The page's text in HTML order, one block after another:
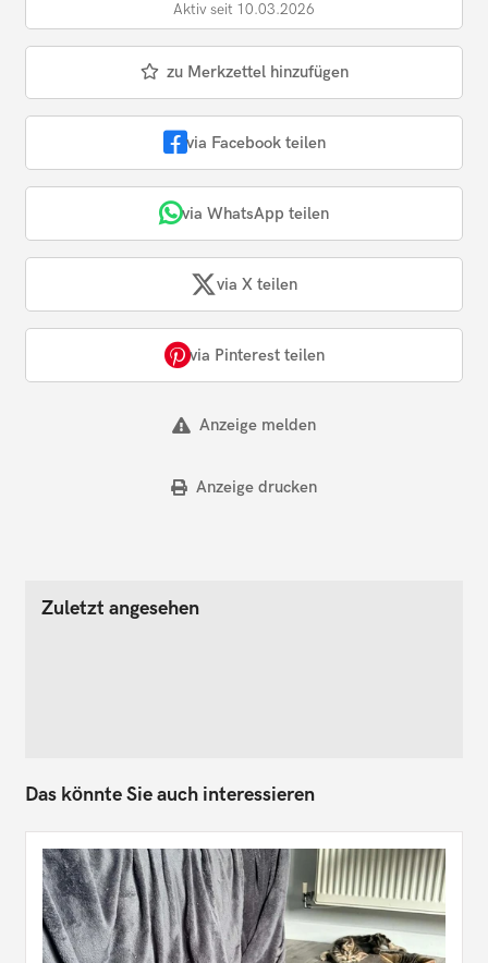
Aktiv seit 10.03.2026
zu Merkzettel hinzufügen
via Facebook teilen
via WhatsApp teilen
via X teilen
via Pinterest teilen
Anzeige melden
Anzeige drucken
Zuletzt angesehen
Das könnte Sie auch interessieren